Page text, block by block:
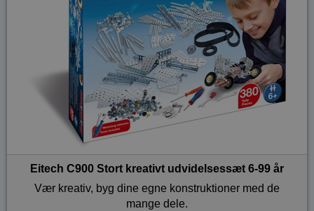
Eitech C900 Stort kreativt udvidelsessæt 6-99 år
Vær kreativ, byg dine egne konstruktioner med de
mange dele.